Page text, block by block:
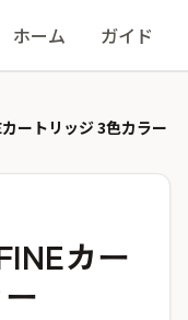
ホーム ガイド
カートリッジ 3色カラー
カー